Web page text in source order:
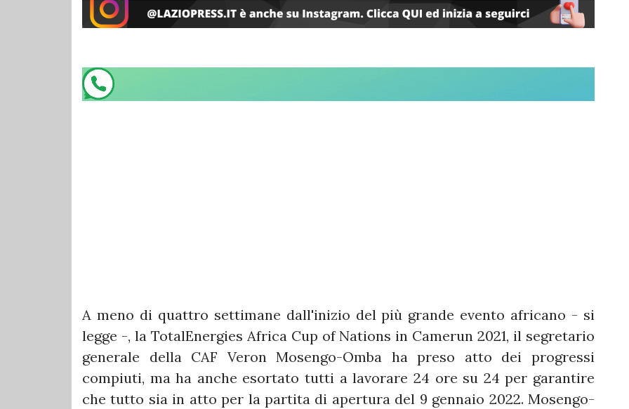
A meno di quattro settimane dall'inizio del più grande evento africano - si
legge -, la TotalEnergies Africa Cup of Nations in Camerun 2021, il segretario
generale della CAF Veron Mosengo-Omba ha preso atto dei progressi
compiuti, ma ha anche esortato tutti a lavorare 24 ore su 24 per garantire
che tutto sia in atto per la partita di apertura del 9 gennaio 2022. Mosengo-